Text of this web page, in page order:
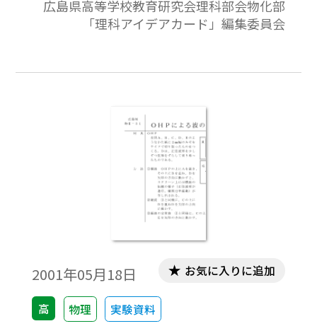
あった。ＶＴＲを利用することによって，
ゆっくりと観察でき，ある程度定量的に分
部会物化部「理科アイデアカード」編集委
広島県高等学校教育研究会理科部会物化部
「理科アイデアカード」編集委員会
2001年05月18日
高 物理 実験資料
お気に入りに追加